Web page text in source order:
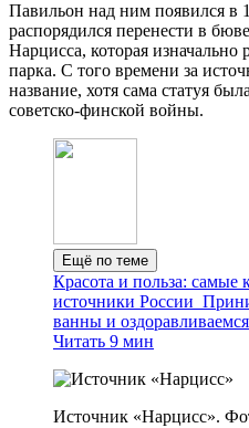
Павильон над ним появился в
распорядился перенести в
Нарцисса, которая изначально
парка. С того времени за
название, хотя сама статуя
советско‑финской войны.
Ещё по теме
Красота и польза: самые
источники России
ванны и
Читать 9 мин
Источник «Нарцисс».